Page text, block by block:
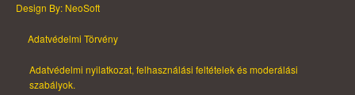
Design By: NeoSoft
Adatvédelmi Törvény
Adatvédelmi nyilatkozat, felhasználási feltételek és moderálási
szabályok.